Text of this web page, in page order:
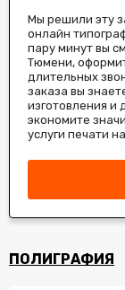
Мы решили эту
онлайн
пару минут вы
Тюмени,
длительных
заказа вы
изготовления и
экономите
услуги печати
ПОЛИГРАФИЯ